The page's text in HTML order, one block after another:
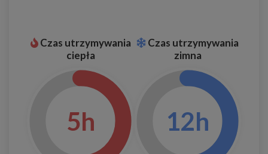
Czas utrzymywania
ciepła
5h
Czas utrzymywania
zimna
12h